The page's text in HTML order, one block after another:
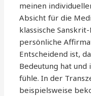
meinen
Absicht für die
klassische
persönliche
Entscheidend ist,
Bedeutung hat
fühle. In der
beispielsweise